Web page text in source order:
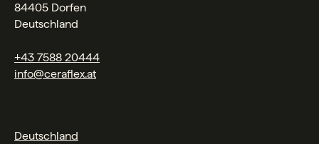
84405 Dorfen
Deutschland
+43 7588 20444
info@ceraflex.at
Deutschland